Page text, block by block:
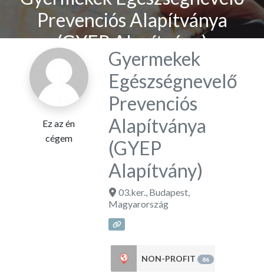
Prevenciós Alapítványa
(GYEP Alapítvány)
Ez az én
cégem
Gyermekek
Egészségnevelő
Prevenciós
Alapítványa
(GYEP
Alapítvány)
03.ker., Budapest,
Magyarország
NON-PROFIT 86